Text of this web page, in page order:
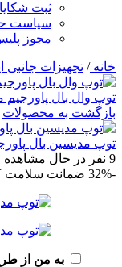
ثبت
سیاست
مجوز
خانه/ تجهیزات جانبی
توپ وال بال پاورجیم مدل 704 وزن 4
بازگشت به محصولات
توپ مدیسین بال پاورجیم مدل 106
9 نفر در حال
-32%
ضمانت سلامت
به من از